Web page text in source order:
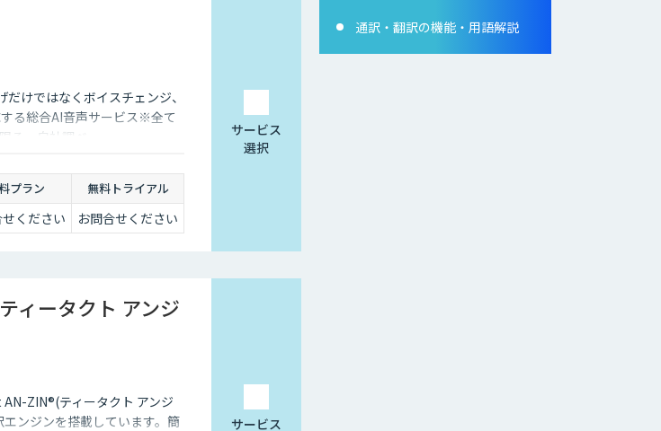
けではなくボイスチェンジ、
る総合AI音声サービス※全て
る。自社調べ
プラン 無料トライアル
ください お問合せください
サービス
選択
ィータクト アンジ
ZIN®(ティータクト アンジ
ンジンを搭載しています。簡
サービス
通訳・翻訳の機能・用語解説